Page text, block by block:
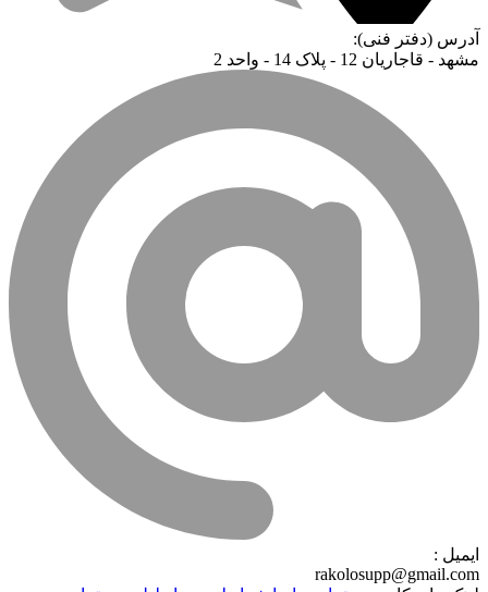
آدرس (دفتر فنی):
مشهد - قاجاریان 12 - پلاک 14 - واحد 2
ایمیل :
rakolosupp@gmail.com